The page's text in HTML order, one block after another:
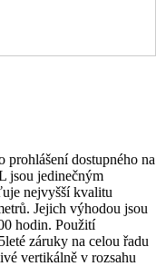
prohlášení dostupného na
jsou jedinečným
nejvyšší kvalitu
Jejich výhodou jsou
hodin. Použití
záruky na celou řadu
vertikálně v rozsahu